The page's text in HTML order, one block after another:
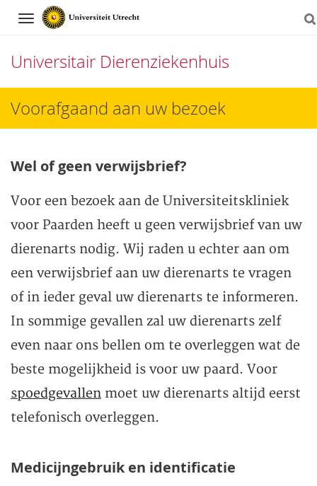
Navigation
Universitair Dierenziekenhuis
Direct
inhoud
Voorafgaand aan uw bezoek
Wel of geen verwijsbrief?
Voor een bezoek aan de Universiteitskliniek
voor Paarden heeft u geen verwijsbrief van uw
dierenarts nodig. Wij raden u echter aan om
een verwijsbrief aan uw dierenarts te vragen
of in ieder geval uw dierenarts te informeren.
In sommige gevallen zal uw dierenarts zelf
even naar ons bellen om te overleggen wat de
beste mogelijkheid is voor uw paard. Voor
spoedgevallen moet uw dierenarts altijd eerst
telefonisch overleggen.
Medicijngebruik en identificatie